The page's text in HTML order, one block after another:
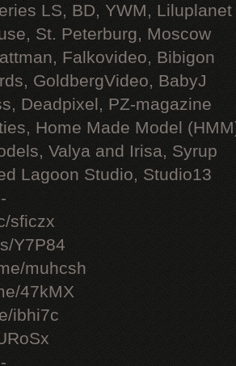
LS, BD, YWM, Liluplanet
St. Peterburg, Moscow
Falkovideo, Bibigon
GoldbergVideo, BabyJ
Deadpixel, PZ-magazine
Home Made Model
Valya and Irisa, Syrup
Lagoon Studio, Studio13
sficzx
Y7P84
muhcsh
47kMX
ibhi7c